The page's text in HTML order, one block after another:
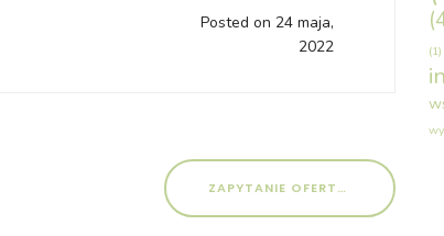
Posted on 24 maja,
2022
ZAPYTANIE OFERTOWE NA WYKONANIE ZAMÓWIENIA NA: DOSTAWA WYPOSAŻENIA PLACÓWKI INTERWENCYJNO-SPECJALISTYCZNO-TERAPEUTYCZNEJ W BIAŁOGARDZIE W RAMACH PROJEKTU PN. „WYBIERZ PRZYSZŁOŚĆ DLA RODZINY”
(1)